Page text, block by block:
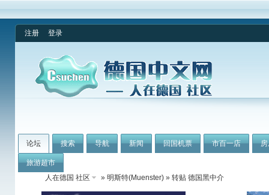
注册 登录
论坛 搜索 导航 新闻 回国机票 市百一店
旅游超市
人在德国 社区
» 明斯特(Muenster) » 转贴 德国黑中介